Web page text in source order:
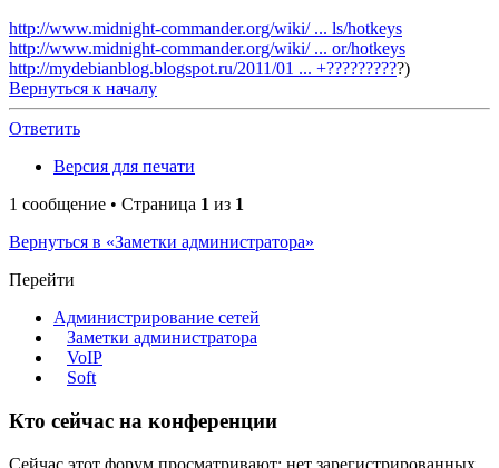
http://www.midnight-commander.org/wiki/ ... ls/hotkeys
http://www.midnight-commander.org/wiki/ ... or/hotkeys
http://mydebianblog.blogspot.ru/2011/01 ... +??????????)
Вернуться к началу
Ответить
Версия для печати
1 сообщение • Страница 1 из 1
Вернуться в «Заметки администратора»
Перейти
Администрирование сетей
Заметки администратора
VoIP
Soft
Кто сейчас на конференции
Сейчас этот форум просматривают: нет зарегистрированных